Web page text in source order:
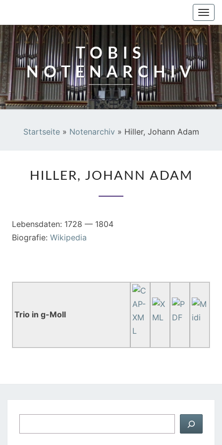
TOBIS
NOTENARCHIV
Startseite» Notenarchiv » Hiller, Johann Adam
JOHANN
HILLER, JOHANN ADAM
Lebensdaten: 1728 — 1804
Biografie: Wikipedia
Trio in g-Moll